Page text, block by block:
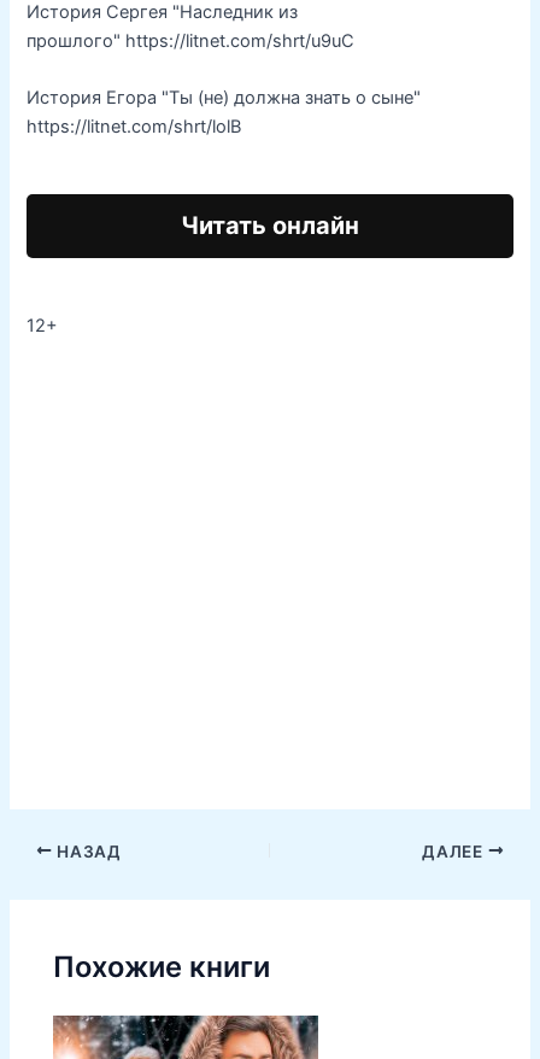
История Сергея "Наследник из
прошлого" https://litnet.com/shrt/u9uC
История Егора "Ты (не) должна знать о сыне"
https://litnet.com/shrt/lolB
Читать онлайн
12+
НАЗАД ДАЛЕЕ
Похожие книги